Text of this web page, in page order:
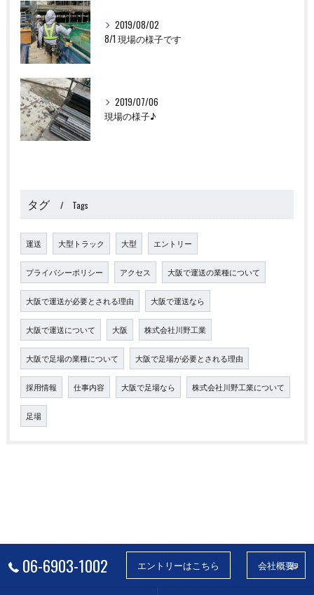
2019/08/02
8/1 現場の様子です
2019/07/06
現場の様子♪
タグ Tags
運送 大型トラック 大型 エントリー
プライバシーポリシー アクセス 大阪で運送の業種について
大阪で運送が必要とされる理由 大阪で運送なら
大阪で運送について 大阪 株式会社川野工業
大阪で足場の業種について 大阪で足場が必要とされる理由
採用情報 仕事内容 大阪で足場なら 株式会社川野工業について
足場
06-6903-1002 エントリーはこちら 会社概要